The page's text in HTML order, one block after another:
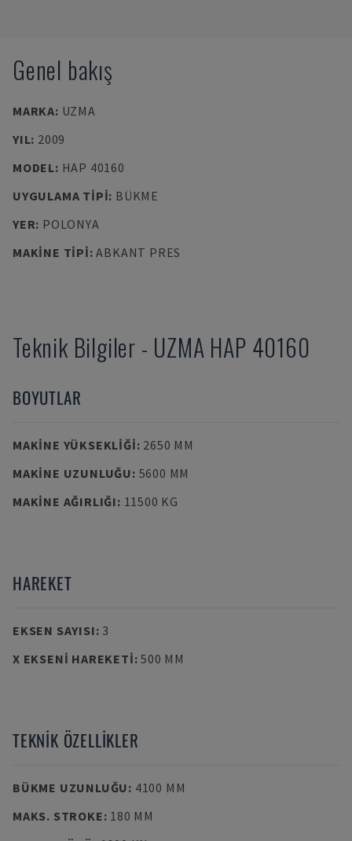
Genel bakış
MARKA: UZMA
YIL: 2009
MODEL: HAP 40160
UYGULAMA TIPI: BÜKME
YER: POLONYA
MAKINE TIPI:ABKANT PRES
Teknik Bilgiler - UZMA HAP 40160
BOYUTLAR
MAKINE YÜKSEKLIĞI: 2650 MM
MAKINE UZUNLUĞU: 5600 MM
MAKINE AĞIRLIĞI: 11500 KG
HAREKET
EKSEN SAYISI: 3
X EKSENI HAREKETI:500 MM
TEKNIK ÖZELLIKLER
BÜKME UZUNLUĞU: 4100 MM
MAKS. STROKE: 180 MM